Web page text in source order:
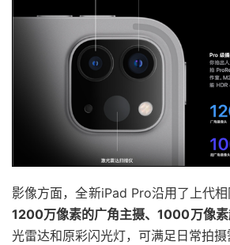
影像方面，全新iPad Pro沿用了上代相
1200万像素的广角主摄、1000万像素
光雷达和原彩闪光灯，可满足日常拍摄